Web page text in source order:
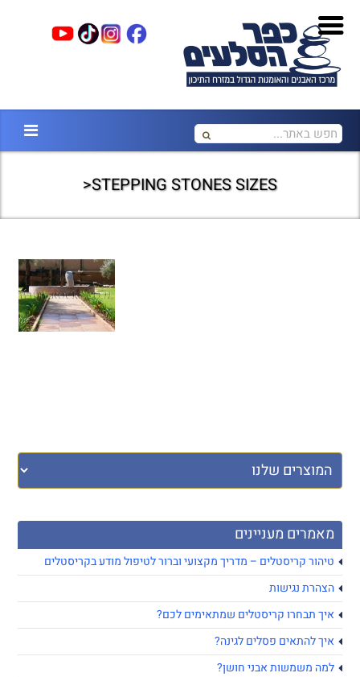
STEPPING STONES SIZES<
מאמרים מעניינים
טיהור קריסטלים – מדריך מקצועי וברור לטיפול מודע בקריסטלים
הצהרת נגישות
איך תבחרו קריסטלים שמתאימים לכם?
איך להתאים פסלים לגינה?
למה משמשות אבני חושן?